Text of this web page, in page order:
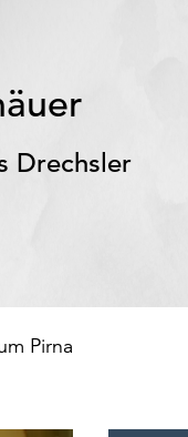
Drechsler
Pirna